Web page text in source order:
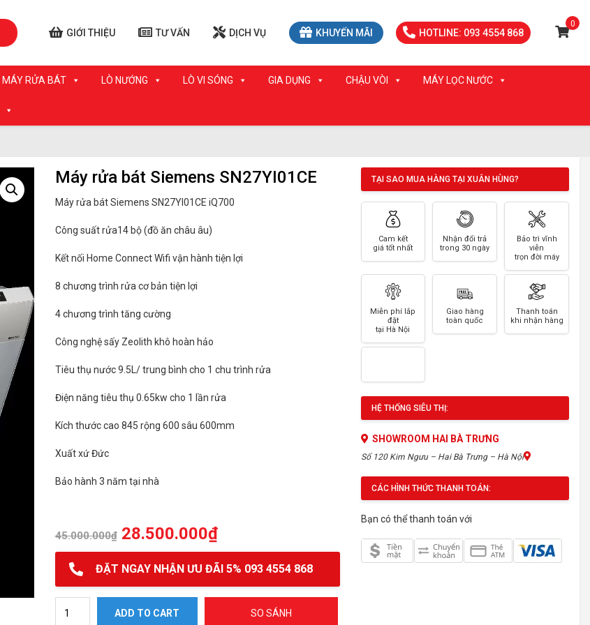
GIỚI THIỆU TƯ VẤN DỊCH VỤ KHUYẾN MÃI HOTLINE: 093 4554 868
0
MÁY RỬA BÁT LÒ NƯỚNG LÒ VI SÓNG GIA DỤNG CHẬU VÒI MÁY LỌC NƯỚC
Máy rửa bát Siemens SN27YI01CE
Máy rửa bát Siemens SN27YI01CE iQ700
Công suất rửa14 bộ (đồ ăn châu âu)
Kết nối Home Connect Wifi vận hành tiện lợi
8 chương trình rửa cơ bản tiện lợi
4 chương trình tăng cường
Công nghệ sấy Zeolith khô hoàn hảo
Tiêu thụ nước 9.5L/ trung bình cho 1 chu trình rửa
Điện năng tiêu thụ 0.65kw cho 1 lần rửa
Kích thước cao 845 rộng 600 sâu 600mm
Xuất xứ Đức
Bảo hành 3 năm tại nhà
45.000.000₫ 28.500.000₫
ĐẶT NGAY NHẬN ƯU ĐÃI 5% 093 4554 868
ADD TO CART SO SÁNH
TẠI SAO MUA HÀNG TẠI XUÂN HÙNG?
Cam kết
giá tốt nhất
Nhận đổi trả
trong 30 ngày
Bảo trì vĩnh
viễn
trọn đời máy
Miễn phí lắp
đặt
tại Hà Nội
Giao hàng
toàn quốc
Thanh toán
khi nhận hàng
HỆ THỐNG SIÊU THỊ:
SHOWROOM HAI BÀ TRƯNG
Số 120 Kim Ngưu – Hai Bà Trưng – Hà Nội
CÁC HÌNH THỨC THANH TOÁN:
Bạn có thể thanh toán với